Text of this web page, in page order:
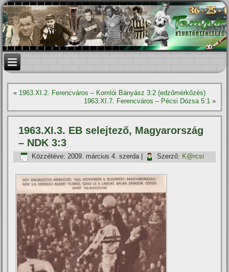
« 1963.XI.2. Ferencváros – Komlói Bányász 3:2 (edzőmérkőzés)
1963.XI.7. Ferencváros – Pécsi Dózsa 5:1»
1963.XI.3. EB selejtező, Magyarország
– NDK 3:3
Közzétéve: 2009. március 4. szerda| Szerző: K@rcsi